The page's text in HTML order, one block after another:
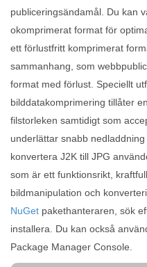
publiceringsändamål. Du kan
okomprimerat format för
ett förlustfritt komprimerat
sammanhang, som
format med förlust. Speciellt
bilddatakomprimering tillåter
filstorleken samtidigt som
underlättar snabb
konvertera J2K till JPG
som är ett funktionsrikt,
bildmanipulation och
NuGet pakethanteraren, sök
installera. Du kan också
Package Manager Console.